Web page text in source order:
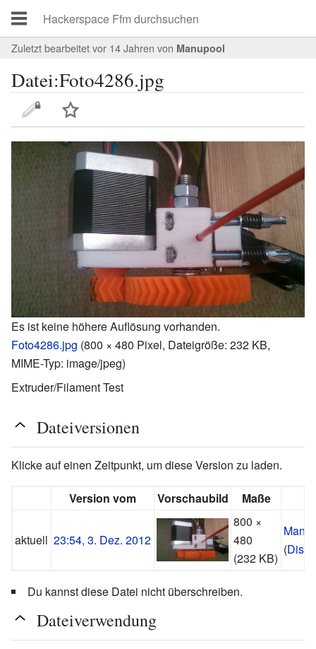
Zuletzt bearbeitet vor 14 Jahren von Manupool
Datei:Foto4286.jpg
Es ist keine höhere Auflösung vorhanden.
Foto4286.jpg (800 × 480 Pixel, Dateigröße: 232 KB,
MIME-Typ: image/jpeg)
Extruder/Filament Test
Dateiversionen
Klicke auf einen Zeitpunkt, um diese Version zu laden.
Version vom Vorschaubild Maße
aktuell 23:54, 3. Dez. 2012
800 ×
480
(232 KB)
(
Du kannst diese Datei nicht überschreiben.
Dateiverwendung